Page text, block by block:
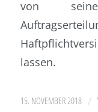
von
lassen.
15. NOVEMBER 2018 /